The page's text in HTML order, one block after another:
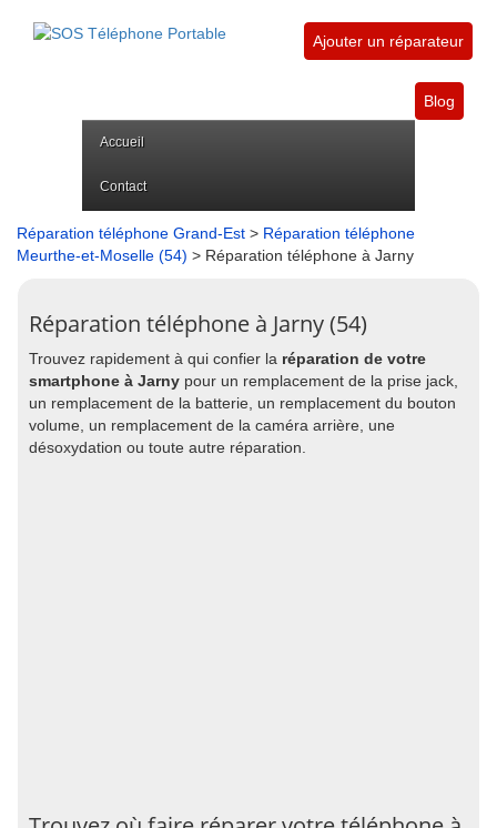
Ajouter un réparateur
Blog
Accueil
Contact
Réparation téléphone Grand-Est > Réparation téléphone
Meurthe-et-Moselle (54) > Réparation téléphone à Jarny
Réparation téléphone à Jarny (54)
Trouvez rapidement à qui confier la réparation de votre
smartphone à Jarny pour un remplacement de la prise jack,
un remplacement de la batterie, un remplacement du bouton
volume, un remplacement de la caméra arrière, une
désoxydation ou toute autre réparation.